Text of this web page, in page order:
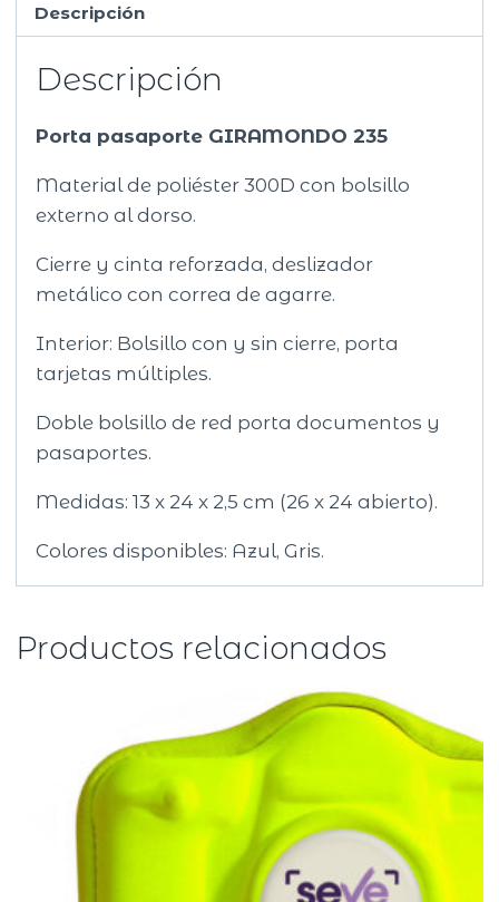
Descripción
Descripción
Porta pasaporte GIRAMONDO 235
Material de poliéster 300D con bolsillo
externo al dorso.
Cierre y cinta reforzada, deslizador
metálico con correa de agarre.
Interior: Bolsillo con y sin cierre, porta
tarjetas múltiples.
Doble bolsillo de red porta documentos y
pasaportes.
Medidas: 13 x 24 x 2,5 cm (26 x 24 abierto).
Colores disponibles: Azul, Gris.
Productos relacionados